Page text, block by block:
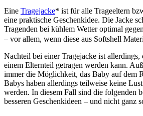
Eine Tragejacke* ist für alle Trageeltern
eine praktische Geschenkidee. Die Jacke
Tragenden bei kühlem Wetter optimal
– vor allem, wenn diese aus Softshell
Nachteil bei einer Tragejacke ist allerdings,
einem Elternteil getragen werden kann.
immer die Möglichkeit, das Baby auf dem
Babys haben allerdings teilweise keine
werden. In diesem Fall sind die folgenden
besseren Geschenkideen – und nicht ganz